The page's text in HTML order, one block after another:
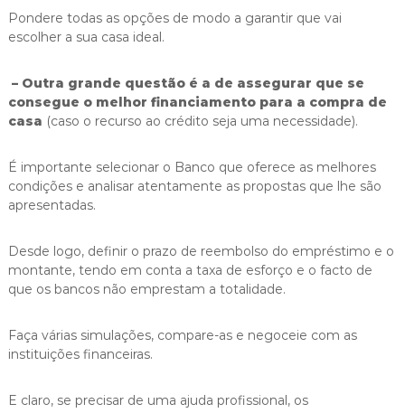
Pondere todas as opções de modo a garantir que vai
escolher a sua casa ideal.
– Outra grande questão é a de assegurar que se
consegue o melhor financiamento para a compra de
casa (caso o recurso ao crédito seja uma necessidade).
É importante selecionar o Banco que oferece as melhores
condições e analisar atentamente as propostas que lhe são
apresentadas.
Desde logo, definir o prazo de reembolso do empréstimo e o
montante, tendo em conta a taxa de esforço e o facto de
que os bancos não emprestam a totalidade.
Faça várias simulações, compare-as e negoceie com as
instituições financeiras.
E claro, se precisar de uma ajuda profissional, os